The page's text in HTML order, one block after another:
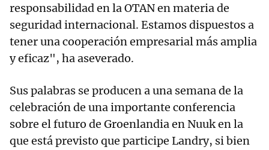
responsabilidad en la OTAN en materia de
seguridad internacional. Estamos dispuestos a
tener una cooperación empresarial más amplia
y eficaz", ha aseverado.
Sus palabras se producen a una semana de la
celebración de una importante conferencia
sobre el futuro de Groenlandia en Nuuk en la
que está previsto que participe Landry, si bien